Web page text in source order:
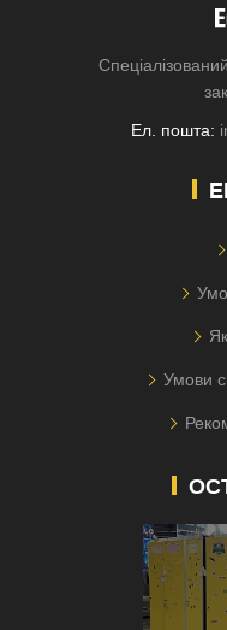
Ел. пошта:
Умови